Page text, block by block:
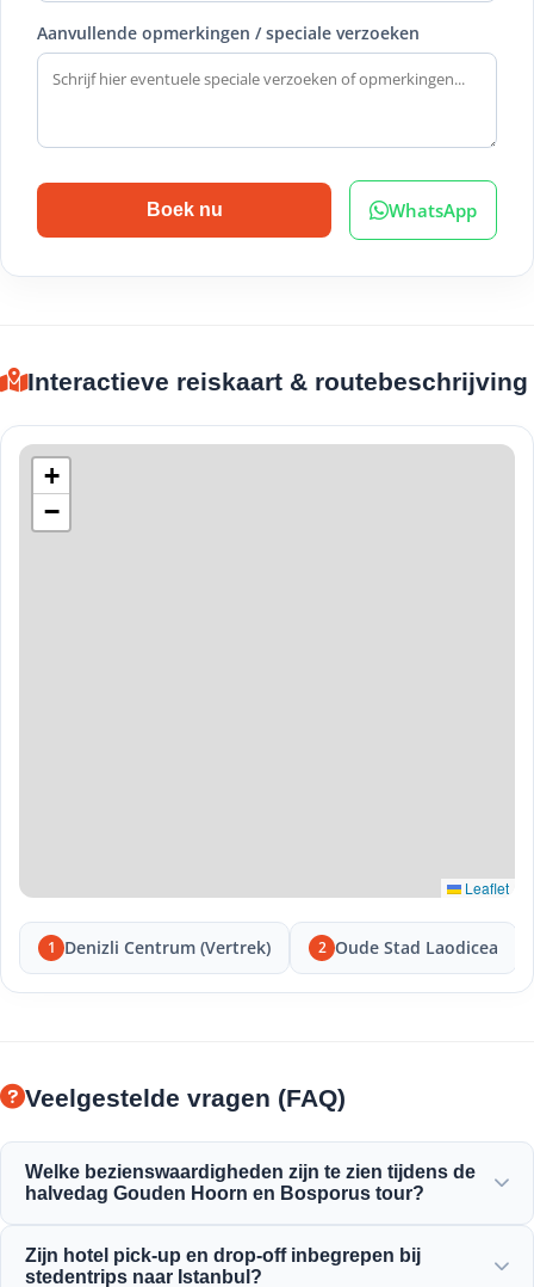
Aanvullende opmerkingen / speciale verzoeken
Boek nu WhatsApp
Interactieve reiskaart & routebeschrijving
+
−
Leaflet
1 Denizli Centrum (Vertrek) 2 Oude Stad Laodicea
Veelgestelde vragen (FAQ)
Welke bezienswaardigheden zijn te zien tijdens de
halvedag Gouden Hoorn en Bosporus tour?
Hoorn, de Bosporusbrug, het Dolmabahçepaleis, de
Zijn hotel pick-up en drop-off inbegrepen bij
stedentrips naar Istanbul?